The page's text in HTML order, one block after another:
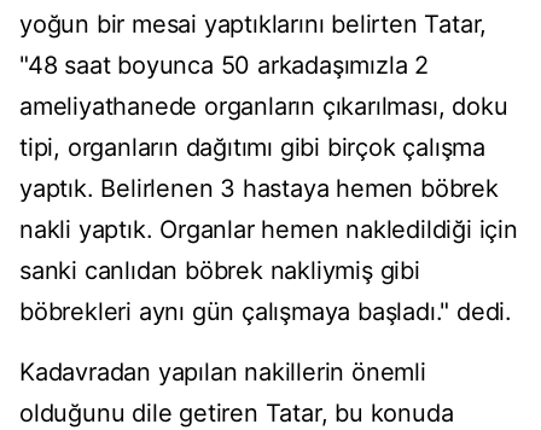
yoğun bir mesai yaptıklarını belirten Tatar,
"48 saat boyunca 50 arkadaşımızla 2
ameliyathanede organların çıkarılması, doku
tipi, organların dağıtımı gibi birçok çalışma
yaptık. Belirlenen 3 hastaya hemen böbrek
nakli yaptık. Organlar hemen nakledildiği için
sanki canlıdan böbrek nakliymiş gibi
böbrekleri aynı gün çalışmaya başladı." dedi.
Kadavradan yapılan nakillerin önemli
olduğunu dile getiren Tatar, bu konuda